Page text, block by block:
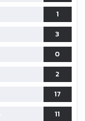
1
3
0
2
17
11